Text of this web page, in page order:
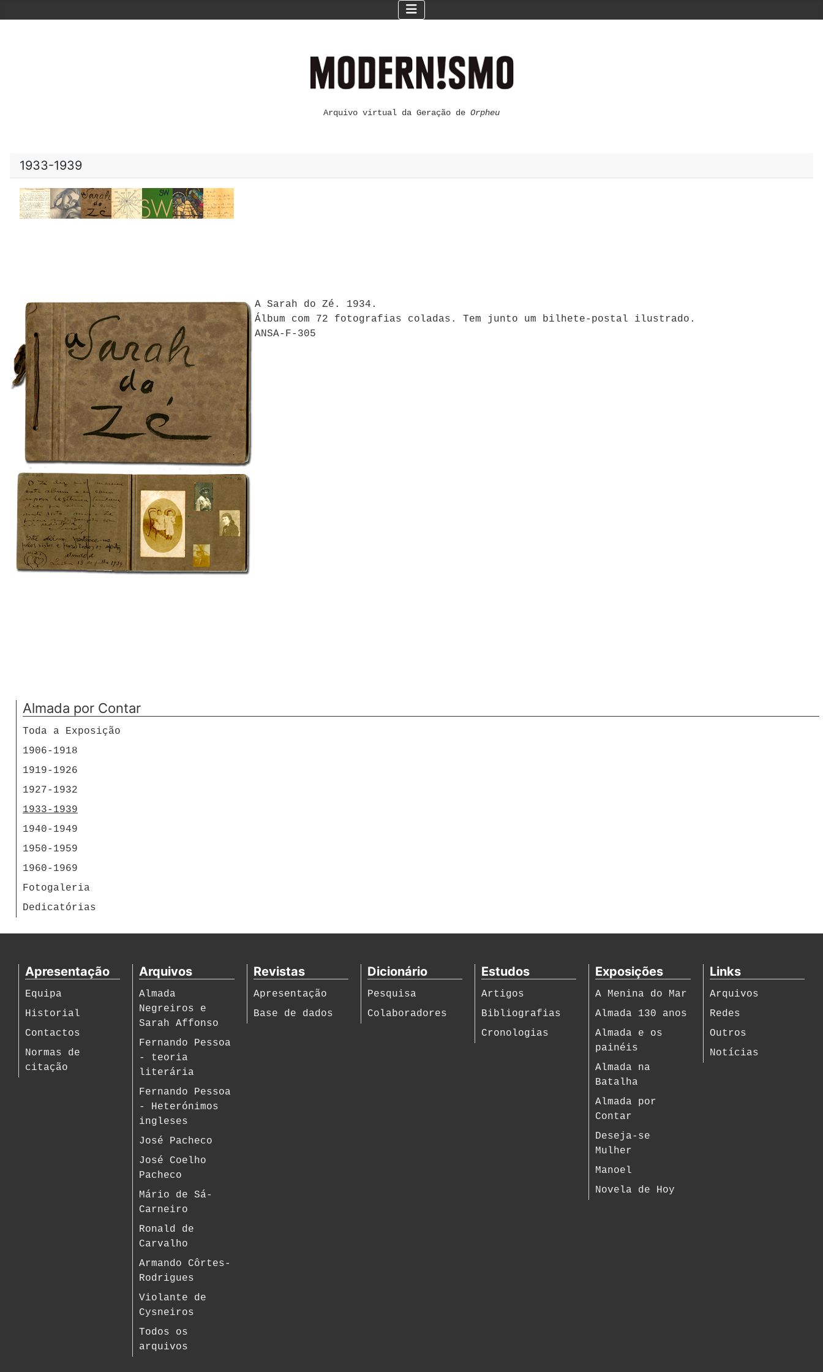
Arquivo virtual da Geração de Orpheu
1933-1939
A Sarah do Zé. 1934.
Álbum com 72 fotografias coladas. Tem junto um bilhete-postal ilustrado.
ANSA-F-305
Almada por Contar
Toda a Exposição
1906-1918
1919-1926
1927-1932
1933-1939
1940-1949
1950-1959
1960-1969
Fotogaleria
Dedicatórias
Apresentação
Equipa
Historial
Contactos
Normas de
citação
Arquivos
Almada
Negreiros e
Sarah Affonso
Fernando Pessoa
- teoria
literária
Fernando Pessoa
- Heterónimos
ingleses
José Pacheco
José Coelho
Pacheco
Mário de Sá-
Carneiro
Ronald de
Carvalho
Armando Côrtes-
Rodrigues
Violante de
Cysneiros
Todos os
arquivos
Revistas
Apresentação
Base de dados
Dicionário
Pesquisa
Colaboradores
Estudos
Artigos
Bibliografias
Cronologias
Exposições
A Menina do Mar
Almada 130 anos
Almada e os
painéis
Almada na
Batalha
Almada por
Contar
Deseja-se
Mulher
Manoel
Novela de Hoy
Links
Arquivos
Redes
Outros
Notícias